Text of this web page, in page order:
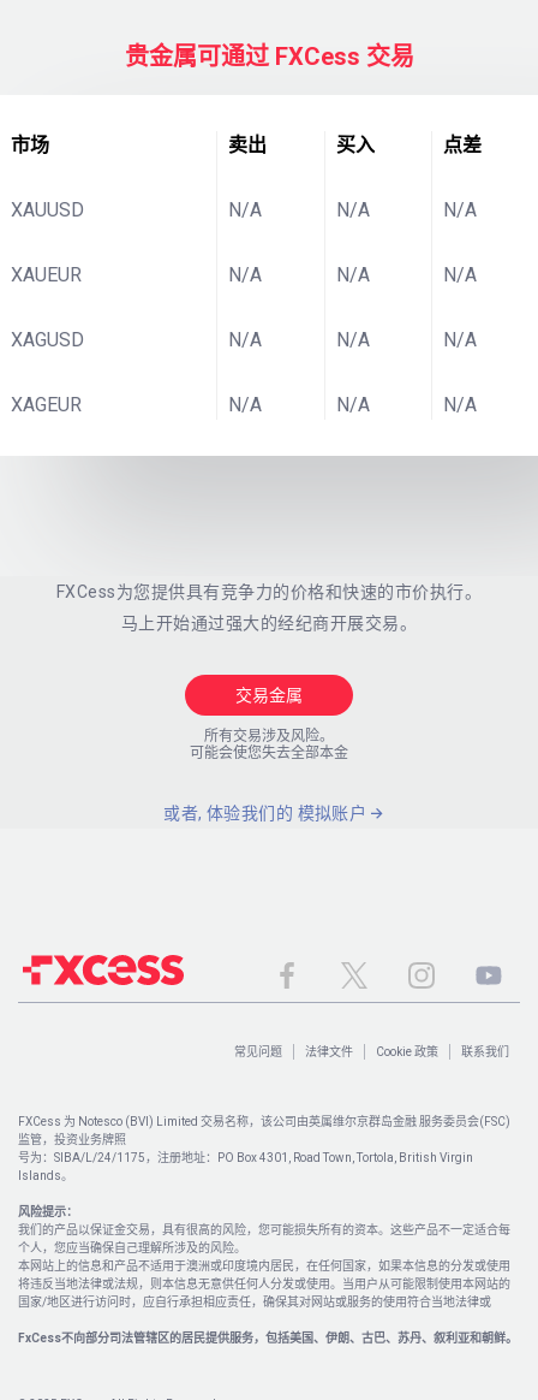
贵金属可通过 FXCess 交易
市场 卖出 买入 点差
XAUUSD N/A N/A N/A
XAUEUR N/A N/A N/A
XAGUSD N/A N/A N/A
XAGEUR N/A N/A N/A
FXCess为您提供具有竞争力的价格和快速的市价执行。
马上开始通过强大的经纪商开展交易。
交易金属
所有交易涉及风险。
可能会使您失去全部本金
或者, 体验我们的 模拟账户
常见问题 法律文件 Cookie 政策 联系我们
FXCess 为 Notesco (BVI) Limited 交易名称，该公司由英属维尔京群岛金融 服务委员会(FSC)
监管，投资业务牌照
号为：SIBA/L/24/1175，注册地址：PO Box 4301, Road Town, Tortola, British Virgin
Islands。
风险提示：
我们的产品以保证金交易，具有很高的风险，您可能损失所有的资本。这些产品不一定适合每
个人，您应当确保自己理解所涉及的风险。
本网站上的信息和产品不适用于澳洲或印度境内居民，在任何国家，如果本信息的分发或使用
将违反当地法律或法规，则本信息无意供任何人分发或使用。当用户从可能限制使用本网站的
国家/地区进行访问时，应自行承担相应责任，确保其对网站或服务的使用符合当地法律或
FxCess不向部分司法管辖区的居民提供服务，包括美国、伊朗、古巴、苏丹、叙利亚和朝鲜。